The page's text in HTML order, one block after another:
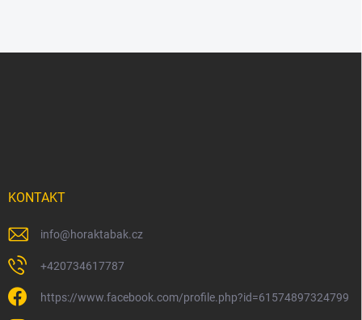
KONTAKT
info@horaktabak.cz
+420734617787
https://www.facebook.com/profile.php?id=61574897324799